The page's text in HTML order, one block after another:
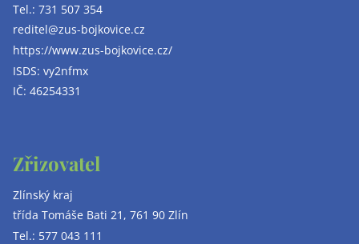
Tel.: 731 507 354
reditel@zus-bojkovice.cz
https://www.zus-bojkovice.cz/
ISDS: vy2nfmx
IČ: 46254331
Zřizovatel
Zlínský kraj
třída Tomáše Bati 21, 761 90 Zlín
Tel.: 577 043 111